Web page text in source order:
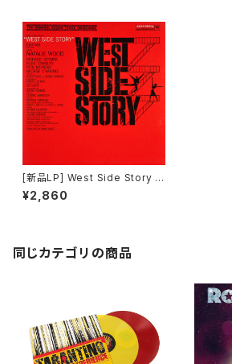
[新品LP] West Side Story /
ウエスト・サイド物語
¥2,860
同じカテゴリの商品